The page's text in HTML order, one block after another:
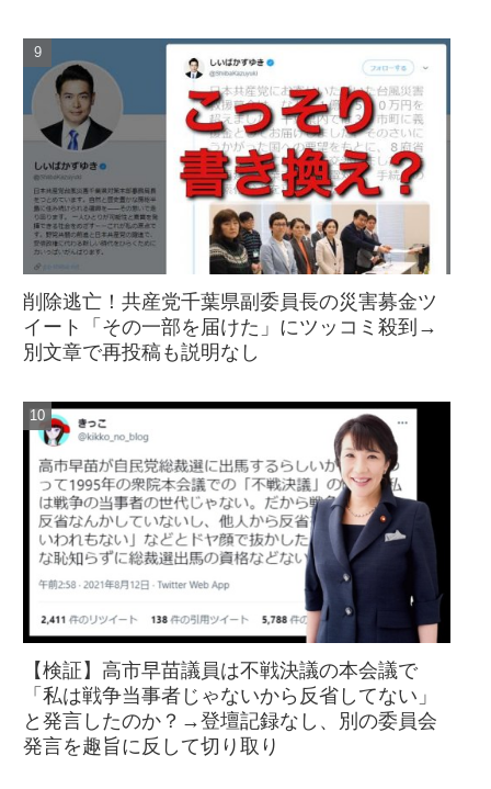
削除逃亡！共産党千葉県副委員長の災害募金ツ
イート「その一部を届けた」にツッコミ殺到→
別文章で再投稿も説明なし
【検証】高市早苗議員は不戦決議の本会議で
「私は戦争当事者じゃないから反省してない」
と発言したのか？→登壇記録なし、別の委員会
発言を趣旨に反して切り取り